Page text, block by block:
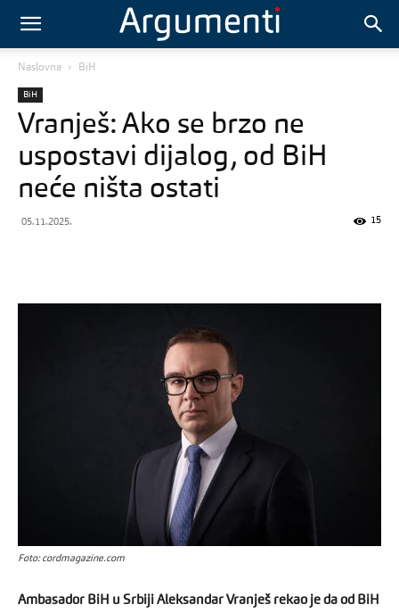
Naslovna BiH
BiH
Vranješ: Ako se brzo ne
uspostavi dijalog, od BiH
neće ništa ostati
05.11.2025. 15
Foto: cordmagazine.com
Ambasador BiH u Srbiji Aleksandar Vranješ rekao je da od BiH